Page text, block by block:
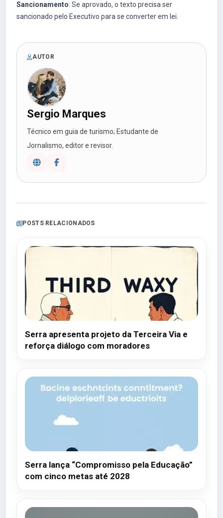
Sancionamento: Se aprovado, o texto precisa ser
sancionado pelo Executivo para se converter em lei.
AUTOR
Sergio Marques
Técnico em guia de turismo; Estudante de
Jornalismo, editor e revisor.
POSTS RELACIONADOS
Serra apresenta projeto da Terceira Via e
reforça diálogo com moradores
Serra lança “Compromisso pela Educação”
com cinco metas até 2028